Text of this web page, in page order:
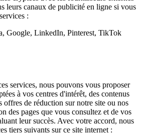
leurs canaux de publicité en ligne si vous
:
Google, LinkedIn, Pinterest, TikTok
services, nous pouvons vous proposer
à vos centres d'intérêt, des contenus
offres de réduction sur notre site ou nos
des pages que vous consultez et de vos
leur succès. Avec votre accord, nous
tiers suivants sur ce site internet :